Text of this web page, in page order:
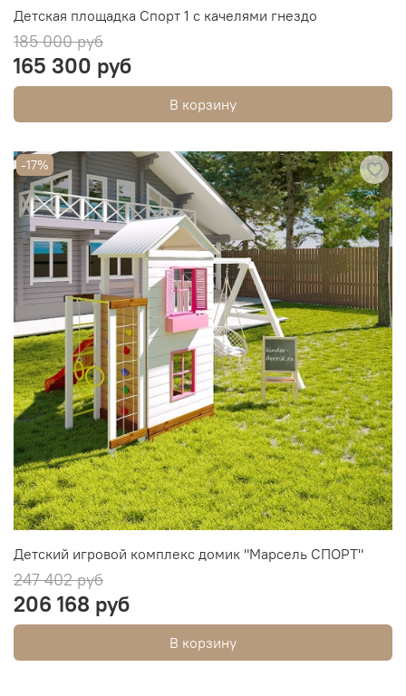
Детская площадка Спорт 1 с качелями гнездо
185 000 руб
165 300 руб
В корзину
-17%
Детский игровой комплекс домик "Марсель СПОРТ"
247 402 руб
206 168 руб
В корзину